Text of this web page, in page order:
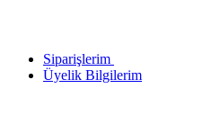
Siparişlerim
Üyelik Bilgilerim